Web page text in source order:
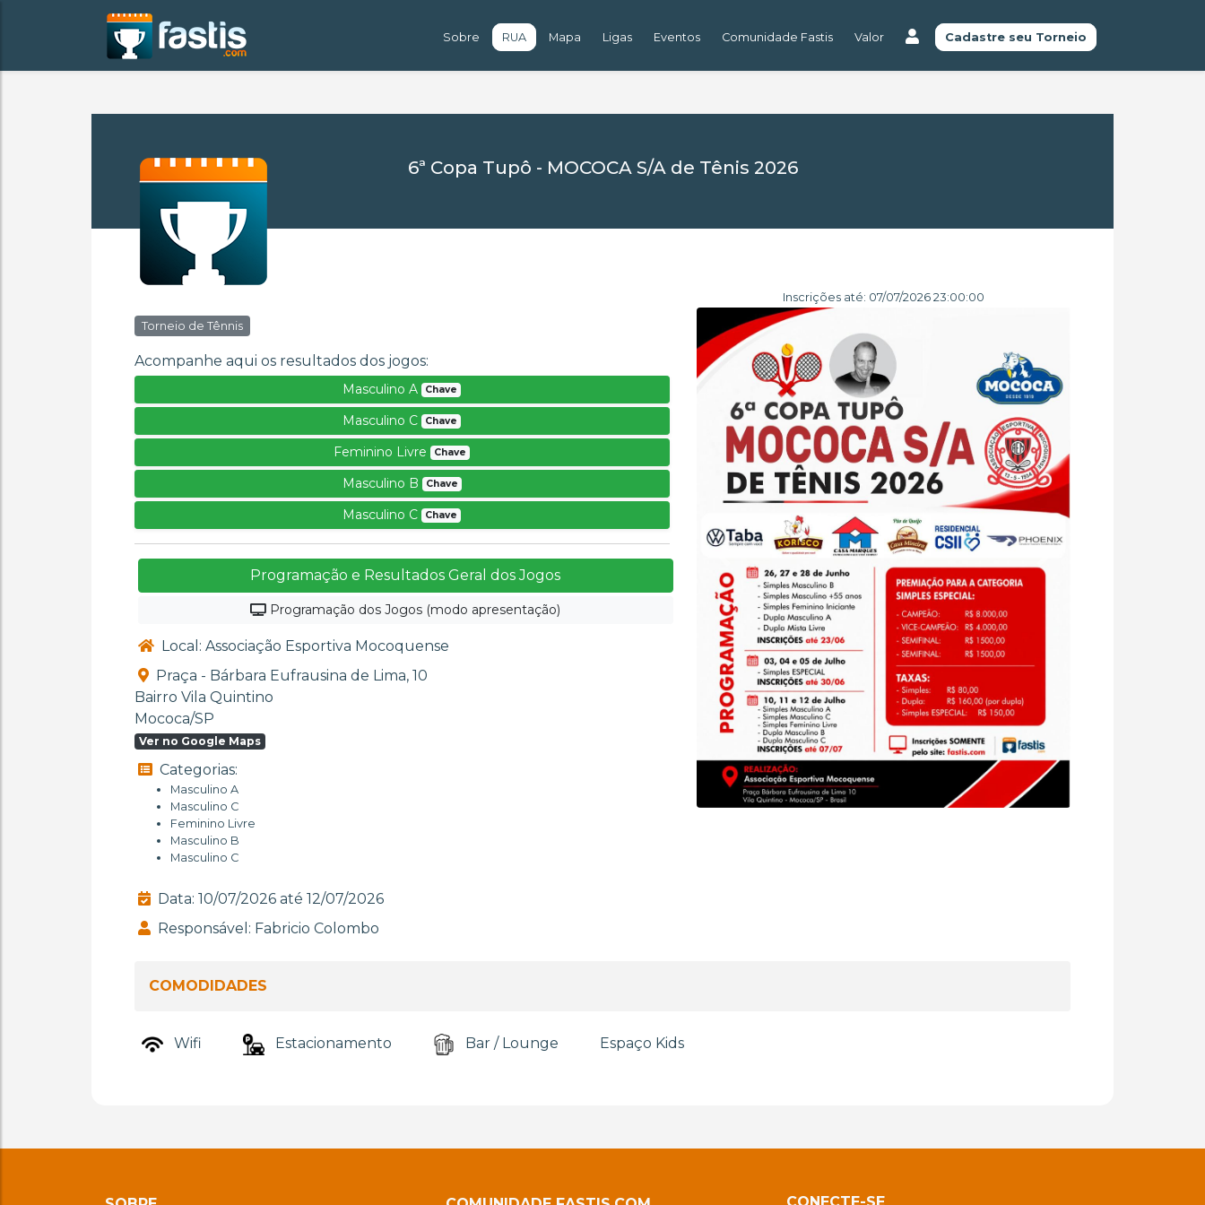
Sobre RUA Mapa Ligas Eventos Comunidade Fastis Valor Cadastre seu Torneio
6ª Copa Tupô - MOCOCA S/A de Tênis 2026
Torneio de Tênnis
Acompanhe aqui os resultados dos jogos:
Masculino A Chave
Masculino C Chave
Feminino Livre Chave
Masculino B Chave
Masculino C Chave
Programação e Resultados Geral dos Jogos
Programação dos Jogos (modo apresentação)
Local: Associação Esportiva Mocoquense
Praça - Bárbara Eufrausina de Lima, 10
Bairro Vila Quintino
Mococa/SP
Ver no Google Maps
Categorias:
Masculino A
Masculino C
Feminino Livre
Masculino B
Masculino C
Data: 10/07/2026 até 12/07/2026
Responsável: Fabricio Colombo
Inscrições até: 07/07/2026 23:00:00
Anterior Próximo
COMODIDADES
Wifi Estacionamento Bar / Lounge Espaço Kids